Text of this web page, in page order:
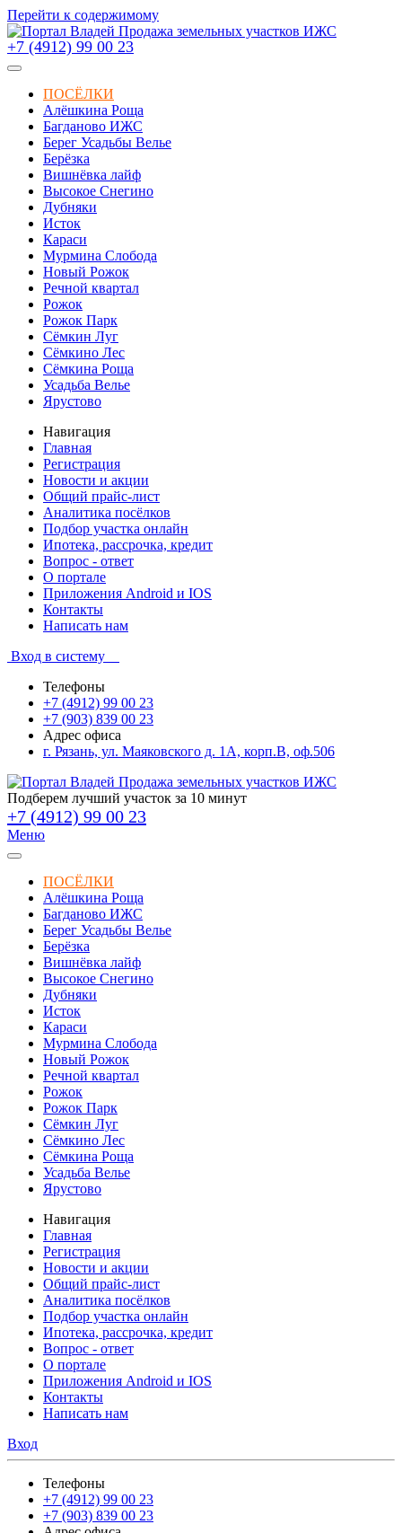
Перейти к содержимому
+7 (4912) 99 00 23
ПОСЁЛКИ
Алёшкина Роща
Багданово ИЖС
Берег Усадьбы Велье
Берёзка
Вишнёвка лайф
Высокое Снегино
Дубняки
Исток
Караси
Мурмина Слобода
Новый Рожок
Речной квартал
Рожок
Рожок Парк
Сёмкин Луг
Сёмкино Лес
Сёмкина Роща
Усадьба Велье
Ярустово
Навигация
Главная
Регистрация
Новости и акции
Общий прайс-лист
Аналитика посёлков
Подбор участка онлайн
Ипотека, рассрочка, кредит
Вопрос - ответ
О портале
Приложения Android и IOS
Контакты
Написать нам
Вход в систему
Телефоны
+7 (4912) 99 00 23
+7 (903) 839 00 23
Адрес офиса
г. Рязань, ул. Маяковского д. 1А, корп.В, оф.506
Подберем лучший участок за 10 минут
+7 (4912) 99 00 23
Меню
ПОСЁЛКИ
Алёшкина Роща
Багданово ИЖС
Берег Усадьбы Велье
Берёзка
Вишнёвка лайф
Высокое Снегино
Дубняки
Исток
Караси
Мурмина Слобода
Новый Рожок
Речной квартал
Рожок
Рожок Парк
Сёмкин Луг
Сёмкино Лес
Сёмкина Роща
Усадьба Велье
Ярустово
Навигация
Главная
Регистрация
Новости и акции
Общий прайс-лист
Аналитика посёлков
Подбор участка онлайн
Ипотека, рассрочка, кредит
Вопрос - ответ
О портале
Приложения Android и IOS
Контакты
Написать нам
Вход
Телефоны
+7 (4912) 99 00 23
+7 (903) 839 00 23